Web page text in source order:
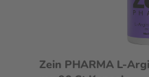
Zein PHARMA L-